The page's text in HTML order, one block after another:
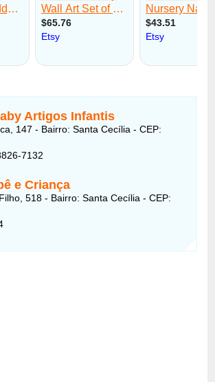
Artigos Infantis
147 - Bairro: Santa Cecília - CEP:
7132
e Criança
518 - Bairro: Santa Cecília - CEP: